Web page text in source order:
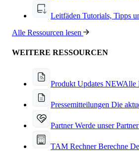
Leitfäden Tutorials, Tipps
Alle Ressourcen lesen
WEITERE RESSOURCEN
Produkt Updates NEWAlle
Pressemitteilungen Die
PartnerWerde unser
TAM RechnerBerechne